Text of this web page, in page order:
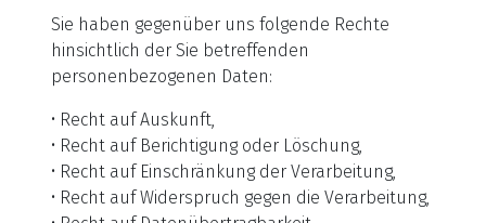
Sie haben gegenüber uns folgende Rechte
hinsichtlich der Sie betreffenden
personenbezogenen Daten:
• Recht auf Auskunft,
• Recht auf Berichtigung oder Löschung,
• Recht auf Einschränkung der Verarbeitung,
• Recht auf Widerspruch gegen die Verarbeitung,